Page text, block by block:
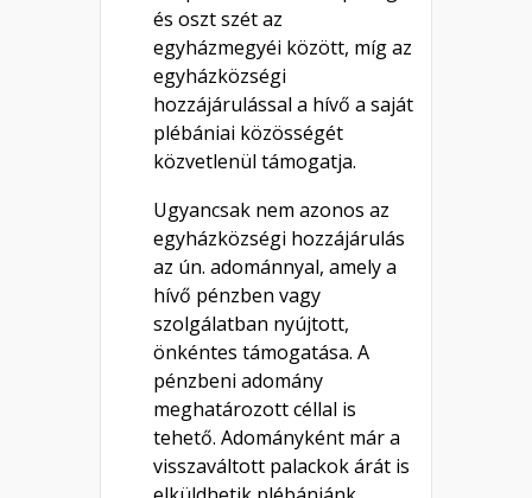
és oszt szét az
egyházmegyéi között, míg az
egyházközségi
hozzájárulással a hívő a saját
plébániai közösségét
közvetlenül támogatja.
Ugyancsak nem azonos az
egyházközségi hozzájárulás
az ún. adománnyal, amely a
hívő pénzben vagy
szolgálatban nyújtott,
önkéntes támogatása. A
pénzbeni adomány
meghatározott céllal is
tehető. Adományként már a
visszaváltott palackok árát is